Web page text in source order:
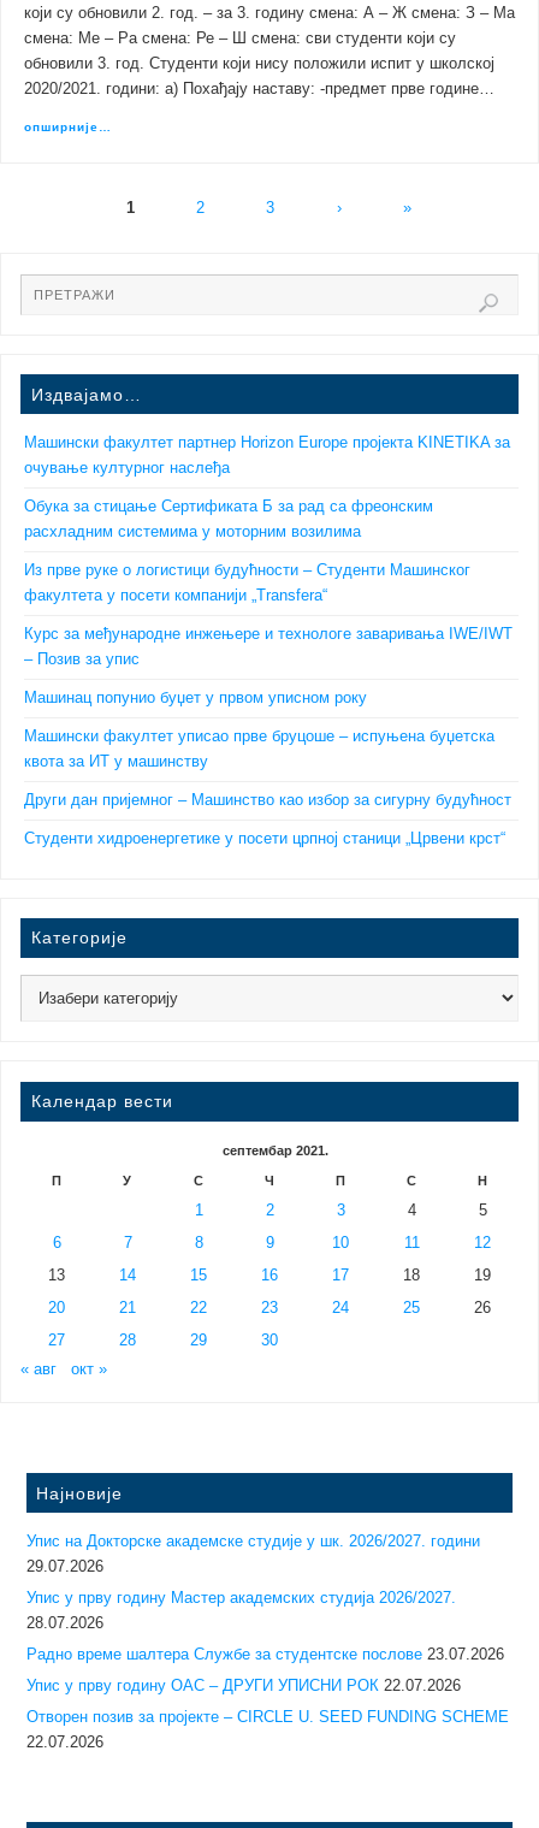
који су обновили 2. год. – за 3. годину смена: А – Ж смена: З – Ма
смена: Ме – Ра смена: Ре – Ш смена: сви студенти који су
обновили 3. год. Студенти који нису положили испит у школској
2020/2021. години: а) Похађају наставу: -предмет прве године…
опширније…
1 2 3 › »
Издвајамо…
Машински факултет партнер Horizon Europe пројекта KINETIKA за
очување културног наслеђа
Обука за стицање Сертификата Б за рад са фреонским
расхладним системима у моторним возилима
Из прве руке о логистици будућности – Студенти Машинског
факултета у посети компанији „Transfera“
Курс за међународне инжењере и технологе заваривања IWE/IWT
– Позив за упис
Машинац попунио буџет у првом уписном року
Машински факултет уписао прве бруцоше – испуњена буџетска
квота за ИТ у машинству
Други дан пријемног – Машинство као избор за сигурну будућност
Студенти хидроенергетике у посети црпној станици „Црвени крст“
Категорије
Календар вести
септембар 2021.
П У С Ч П С Н
1 2 3 4
5
6
7 8 9 10 11
12
13
14 15 16 17 18
19
20
21 22 23 24 25
26
27
28 29
30
« авг
окт »
Најновије
Упис на Докторске академске студије у шк. 2026/2027. години
29.07.2026
Упис у прву годину Mастер академских студија 2026/2027.
28.07.2026
Радно време шалтера Службе за студентске послове 23.07.2026
Упис у прву годину ОАС – ДРУГИ УПИСНИ РОК 22.07.2026
Отворен позив за пројекте – CIRCLE U. SEED FUNDING SCHEME
22.07.2026